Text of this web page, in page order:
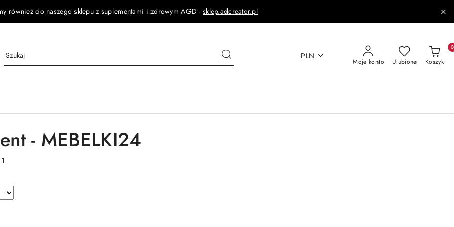
również do naszego sklepu z suplementami i zdrowym AGD - sklep.adcreator.pl
PLN
Moje konto Ulubione Koszyk
0
- MEBELKI24
1